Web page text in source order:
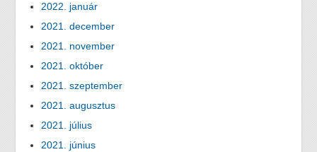
2022. január
2021. december
2021. november
2021. október
2021. szeptember
2021. augusztus
2021. július
2021. június